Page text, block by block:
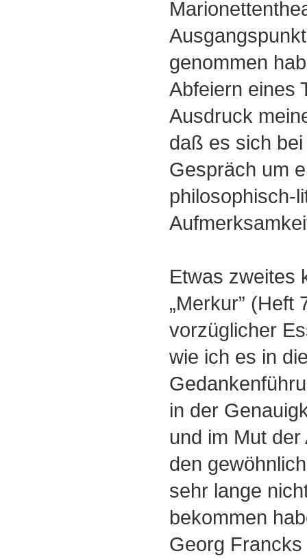
genommen
Abfeiern eines
Ausdruck
daß es sich
Gespräch um
philosophisch-
Etwas zweites
„Merkur” (Heft
vorzüglicher
wie ich es in
in der
und im Mut
den
sehr lange
bekommen
Georg Francks